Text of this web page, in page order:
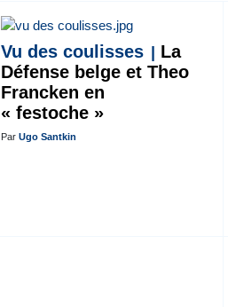
Vu des coulisses
La
Défense belge et Theo
Francken en
« festoche »
Par Ugo Santkin